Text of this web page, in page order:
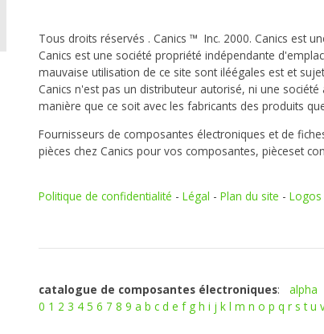
Tous droits réservés . Canics ™ Inc. 2000. Canics est
Canics est une société propriété indépendante
mauvaise utilisation de ce site sont iléégales est et
Canics n'est pas un distributeur autorisé, ni une
manière que ce soit avec les fabricants des produits
Fournisseurs de composantes électroniques et de
pièces chez Canics pour vos composantes, pièceset
Politique de confidentialité - Légal - Plan du site - Logos
catalogue de composantes électroniques: alpha
0 1 2 3 4 5 6 7 8 9 a b c d e f g h i j k l m n o p q r s t u